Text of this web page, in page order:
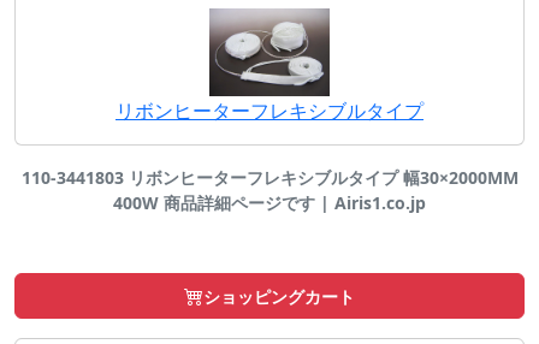
リボンヒーターフレキシブルタイプ
110-3441803 リボンヒーターフレキシブルタイプ 幅30×2000MM
400W 商品詳細ページです | Airis1.co.jp
ショッピングカート